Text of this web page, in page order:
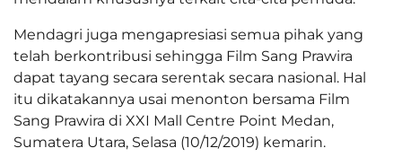
Mendagri juga mengapresiasi semua pihak yang
telah berkontribusi sehingga Film Sang Prawira
dapat tayang secara serentak secara nasional. Hal
itu dikatakannya usai menonton bersama Film
Sang Prawira di XXI Mall Centre Point Medan,
Sumatera Utara, Selasa (10/12/2019) kemarin.